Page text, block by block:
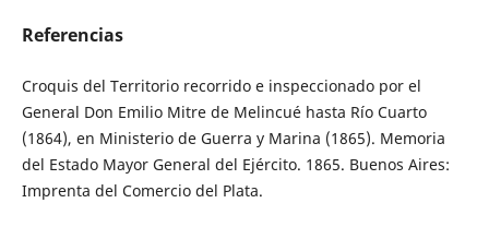
Referencias
Croquis del Territorio recorrido e inspeccionado por el
General Don Emilio Mitre de Melincué hasta Río Cuarto
(1864), en Ministerio de Guerra y Marina (1865). Memoria
del Estado Mayor General del Ejército. 1865. Buenos Aires:
Imprenta del Comercio del Plata.